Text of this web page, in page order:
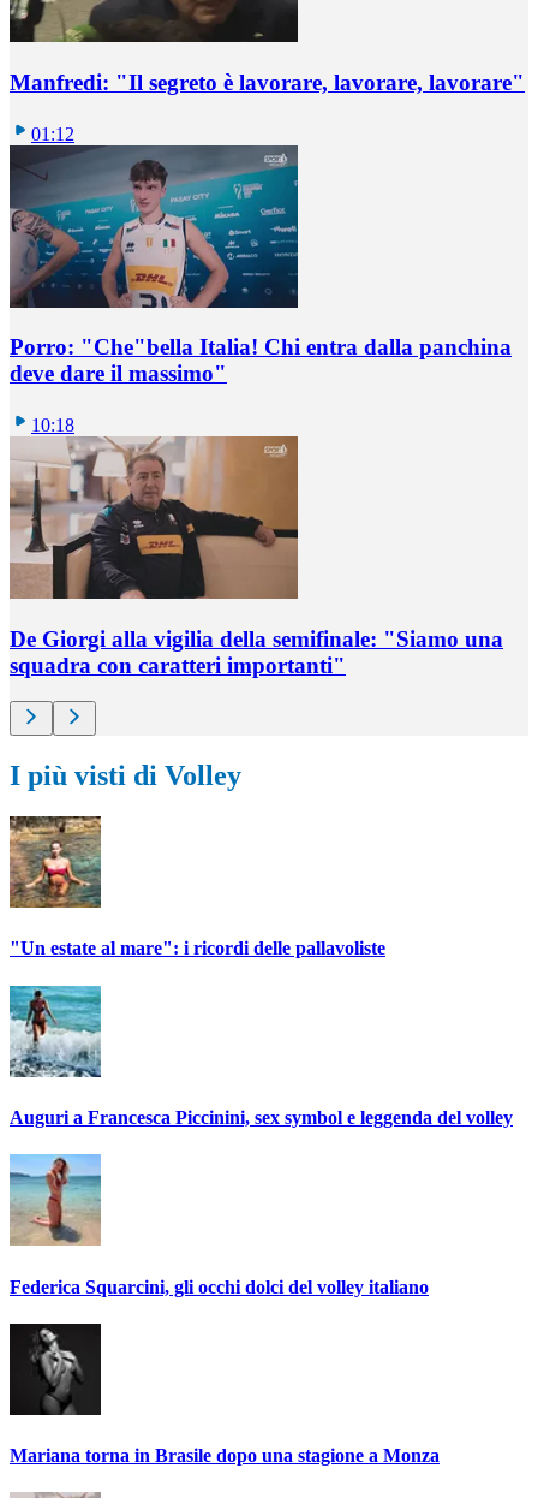
Manfredi: "Il segreto è lavorare, lavorare, lavorare"
01:12
Porro: "Che"bella Italia! Chi entra dalla panchina
deve dare il massimo"
10:18
De Giorgi alla vigilia della semifinale: "Siamo una
squadra con caratteri importanti"
I più visti di Volley
"Un estate al mare": i ricordi delle pallavoliste
Auguri a Francesca Piccinini, sex symbol e leggenda del volley
Federica Squarcini, gli occhi dolci del volley italiano
Mariana torna in Brasile dopo una stagione a Monza